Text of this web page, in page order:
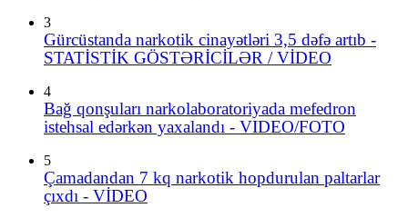
3
Gürcüstanda narkotik cinayətləri 3,5 dəfə artıb -
STATİSTİK GÖSTƏRİCİLƏR / VİDEO
4
Bağ qonşuları narkolaboratoriyada mefedron
istehsal edərkən yaxalandı - VIDEO/FOTO
5
Çamadandan 7 kq narkotik hopdurulan paltarlar
çıxdı - VİDEO